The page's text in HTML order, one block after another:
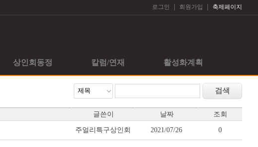
로그인 회원가입 축제페이지
상인회동정 칼럼/연재 활성화계획
글쓴이 날짜 조회
주얼리특구상인회 2021/07/26 0